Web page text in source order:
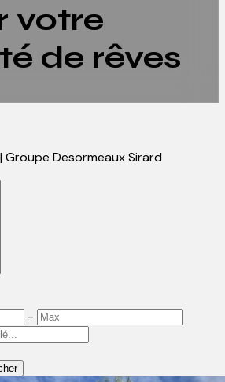
votre
de rêves
Desormeaux Sirard
-